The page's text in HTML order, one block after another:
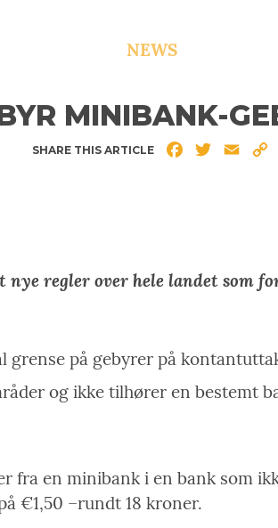
NEWS
MINIBANK-
SHARE THIS ARTICLE FacebookTwitterEmail
regler over hele landet som
på gebyrer på
og ikke tilhører en bestemt
fra en minibank i en bank som
€1,50 –rundt 18 kroner.